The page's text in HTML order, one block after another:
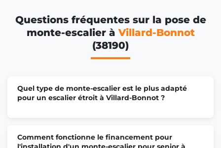
Questions fréquentes sur la pose de
monte-escalier à Villard-Bonnot
(38190)
Quel type de monte-escalier est le plus adapté
pour un escalier étroit à Villard-Bonnot ?
Comment fonctionne le financement pour